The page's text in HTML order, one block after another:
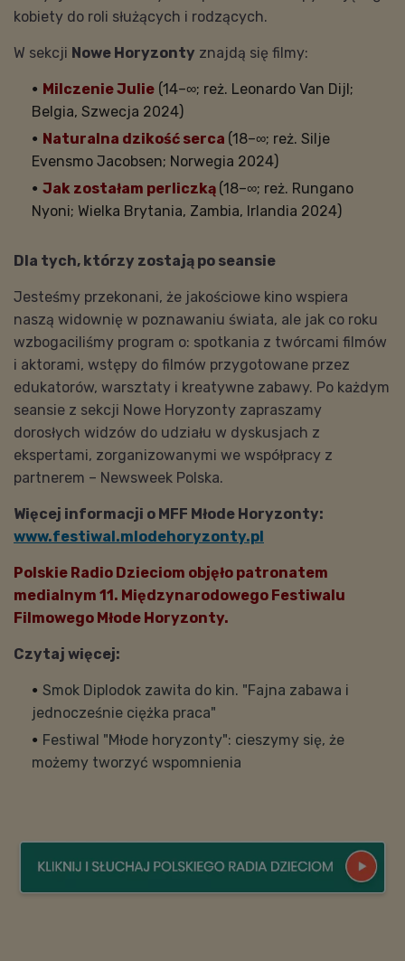
kobiety do roli służących i rodzących.
W sekcji Nowe Horyzonty znajdą się filmy:
Milczenie Julie (14–∞; reż. Leonardo Van Dijl;
Belgia, Szwecja 2024)
Naturalna dzikość serca (18–∞; reż. Silje
Evensmo Jacobsen; Norwegia 2024)
Jak zostałam perliczką (18–∞; reż. Rungano
Nyoni; Wielka Brytania, Zambia, Irlandia 2024)
Dla tych, którzy zostają po seansie
Jesteśmy przekonani, że jakościowe kino wspiera
naszą widownię w poznawaniu świata, ale jak co roku
wzbogaciliśmy program o: spotkania z twórcami filmów
i aktorami, wstępy do filmów przygotowane przez
edukatorów, warsztaty i kreatywne zabawy. Po każdym
seansie z sekcji Nowe Horyzonty zapraszamy
dorosłych widzów do udziału w dyskusjach z
ekspertami, zorganizowanymi we współpracy z
partnerem – Newsweek Polska.
Więcej informacji o MFF Młode Horyzonty:
www.festiwal.mlodehoryzonty.pl
Polskie Radio Dzieciom objęło patronatem
medialnym 11. Międzynarodowego Festiwalu
Filmowego Młode Horyzonty.
Czytaj więcej:
Smok Diplodok zawita do kin. "Fajna zabawa i
jednocześnie ciężka praca"
Festiwal "Młode horyzonty": cieszymy się, że
możemy tworzyć wspomnienia